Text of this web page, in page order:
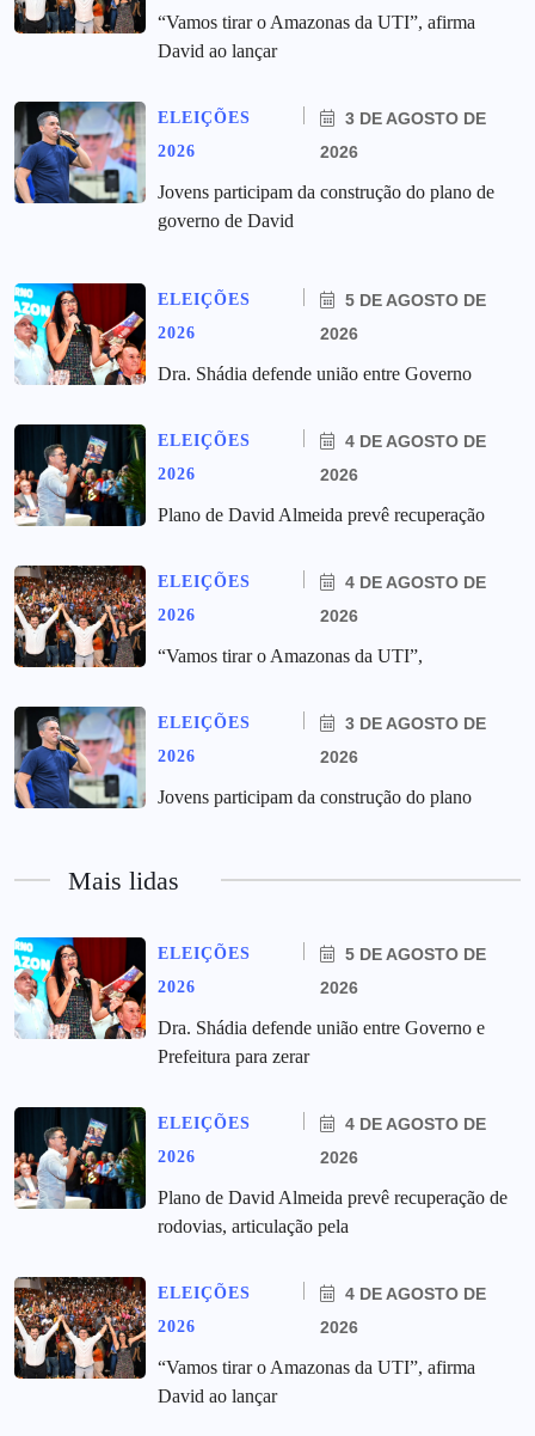
“Vamos tirar o Amazonas da UTI”, afirma
David ao lançar
ELEIÇÕES
2026
3 DE AGOSTO DE
2026
Jovens participam da construção do plano de
governo de David
ELEIÇÕES
2026
5 DE AGOSTO DE
2026
Dra. Shádia defende união entre Governo
ELEIÇÕES
2026
4 DE AGOSTO DE
2026
Plano de David Almeida prevê recuperação
ELEIÇÕES
2026
4 DE AGOSTO DE
2026
“Vamos tirar o Amazonas da UTI”,
ELEIÇÕES
2026
3 DE AGOSTO DE
2026
Jovens participam da construção do plano
Mais lidas
ELEIÇÕES
2026
5 DE AGOSTO DE
2026
Dra. Shádia defende união entre Governo e
Prefeitura para zerar
ELEIÇÕES
2026
4 DE AGOSTO DE
2026
Plano de David Almeida prevê recuperação de
rodovias, articulação pela
ELEIÇÕES
2026
4 DE AGOSTO DE
2026
“Vamos tirar o Amazonas da UTI”, afirma
David ao lançar